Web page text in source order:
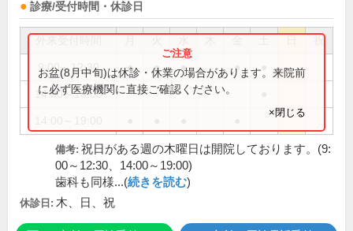
診療/受付時間・休診日
祝
9:00～12:30 ● ● ● ●
14:00～18:00
お盆(8月中旬)は休診・休業の場合があります。来院前
に必ず医療機関に直接ご確認ください。
×閉じる
備考: 祝日がある週の木曜日は開院しております。(9:
00～12:30、14:00～19:00)
歯科も同様...(続きを読む)
休診日: 木、日、祝